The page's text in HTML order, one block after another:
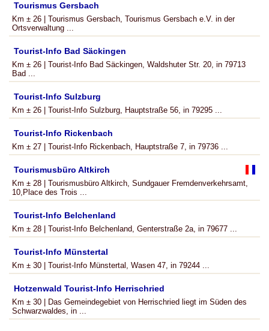
Tourismus Gersbach
Km ± 26 | Tourismus Gersbach, Tourismus Gersbach e.V. in der
Ortsverwaltung ...
Tourist-Info Bad Säckingen
Km ± 26 | Tourist-Info Bad Säckingen, Waldshuter Str. 20, in 79713
Bad ...
Tourist-Info Sulzburg
Km ± 26 | Tourist-Info Sulzburg, Hauptstraße 56, in 79295 ...
Tourist-Info Rickenbach
Km ± 27 | Tourist-Info Rickenbach, Hauptstraße 7, in 79736 ...
Tourismusbüro Altkirch
Km ± 28 | Tourismusbüro Altkirch, Sundgauer Fremdenverkehrsamt,
10,Place des Trois ...
Tourist-Info Belchenland
Km ± 28 | Tourist-Info Belchenland, Genterstraße 2a, in 79677 ...
Tourist-Info Münstertal
Km ± 30 | Tourist-Info Münstertal, Wasen 47, in 79244 ...
Hotzenwald Tourist-Info Herrischried
Km ± 30 | Das Gemeindegebiet von Herrischried liegt im Süden des
Schwarzwaldes, in ...